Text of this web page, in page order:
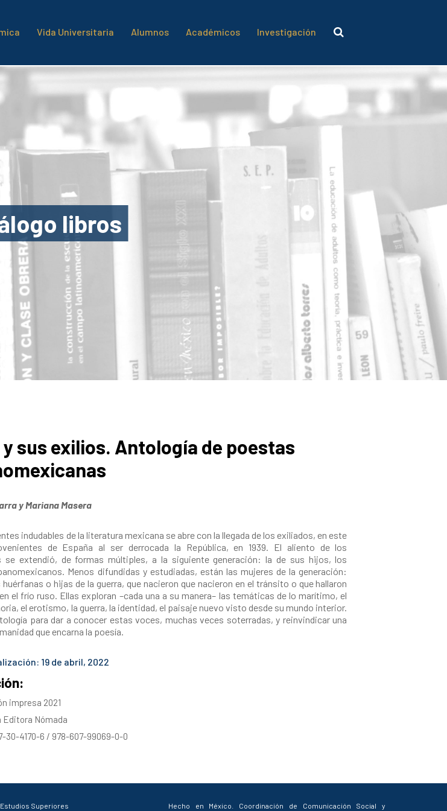
Vida Universitaria Alumnos Académicos Investigación
libros
y sus exilios. Antología de poestas
y Mariana Masera
indudables de la literatura mexicana se abre con la llegada de los exiliados, en este
de España al ser derrocada la República, en 1939. El aliento de los
se extendió, de formas múltiples, a la siguiente generación: la de sus hijos, los
Menos difundidas y estudiadas, están las mujeres de la generación:
huérfanas o hijas de la guerra, que nacieron que nacieron en el tránsito o que hallaron
el frío ruso. Ellas exploran –cada una a su manera– las temáticas de lo marítimo, el
el erotismo, la guerra, la identidad, el paisaje nuevo visto desde su mundo interior.
para dar a conocer estas voces, muchas veces soterradas, y reinvindicar una
que encarna la poesía.
19 de abril, 2022
impresa 2021
Editora Nómada
30-4170-6 / 978-607-99069-0-0
Superiores
Hecho en México. Coordinación de Comunicación Social y